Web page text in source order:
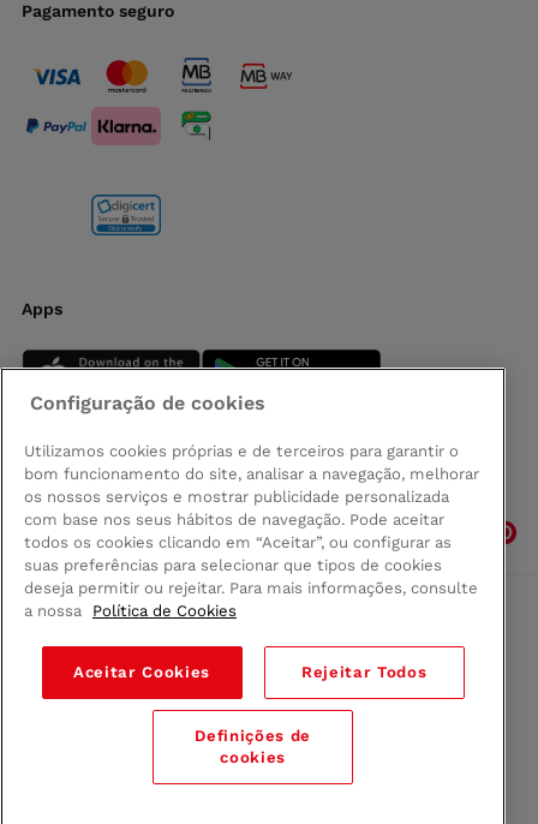
Pagamento seguro
Apps
Siga-nos
Comprar na Madeira
Política de privacidad
Termos e Condições
Configuração de cookies
Utilizamos cookies próprias e de terceiros para garantir o
bom funcionamento do site, analisar a navegação, melhorar
os nossos serviços e mostrar publicidade personalizada
com base nos seus hábitos de navegação. Pode aceitar
todos os cookies clicando em “Aceitar”, ou configurar as
suas preferências para selecionar que tipos de cookies
deseja permitir ou rejeitar. Para mais informações, consulte
a nossa
Política de Cookies
Aceitar Cookies Rejeitar Todos
Definições de
cookies